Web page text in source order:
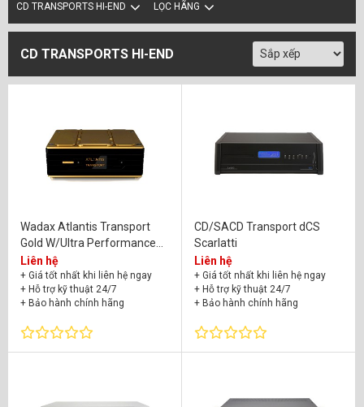
CD TRANSPORTS HI-END LỌC HÃNG
CD TRANSPORTS HI-END
Wadax Atlantis Transport
Gold W/Ultra Performance
Board
Liên hệ
+ Giá tốt nhất khi liên hệ ngay
+ Hỗ trợ kỹ thuật 24/7
+ Bảo hành chính hãng
CD/SACD Transport dCS
Scarlatti
Liên hệ
+ Giá tốt nhất khi liên hệ ngay
+ Hỗ trợ kỹ thuật 24/7
+ Bảo hành chính hãng